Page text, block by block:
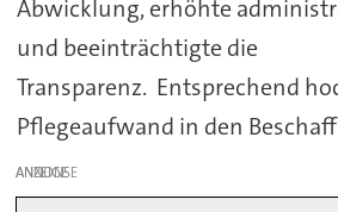
Abwicklung, erhöhte
und beeinträchtigte die
Transparenz. Entsprechend
Pflegeaufwand in den
ANZEIGE